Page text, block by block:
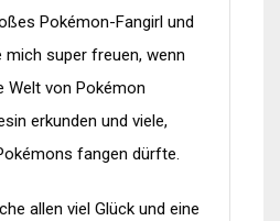
Pokémon-Fangirl und
mich super freuen, wenn
Welt von Pokémon
erkunden und viele,
fangen dürfte.
allen viel Glück und eine